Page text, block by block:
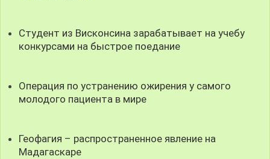
Студент из Висконсина зарабатывает на учебу
конкурсами на быстрое поедание
Операция по устранению ожирения у самого
молодого пациента в мире
Геофагия – распространенное явление на
Мадагаскаре